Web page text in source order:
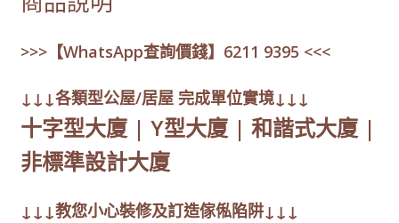
>>>【WhatsApp查詢價錢】6211 9395 <<<
↓↓↓各類型公屋/居屋 完成單位實境↓↓↓
十字型大廈 | Y型大廈 | 和諧式大廈 |
非標準設計大廈
↓↓↓教您小心裝修及訂造傢俬陷阱↓↓↓